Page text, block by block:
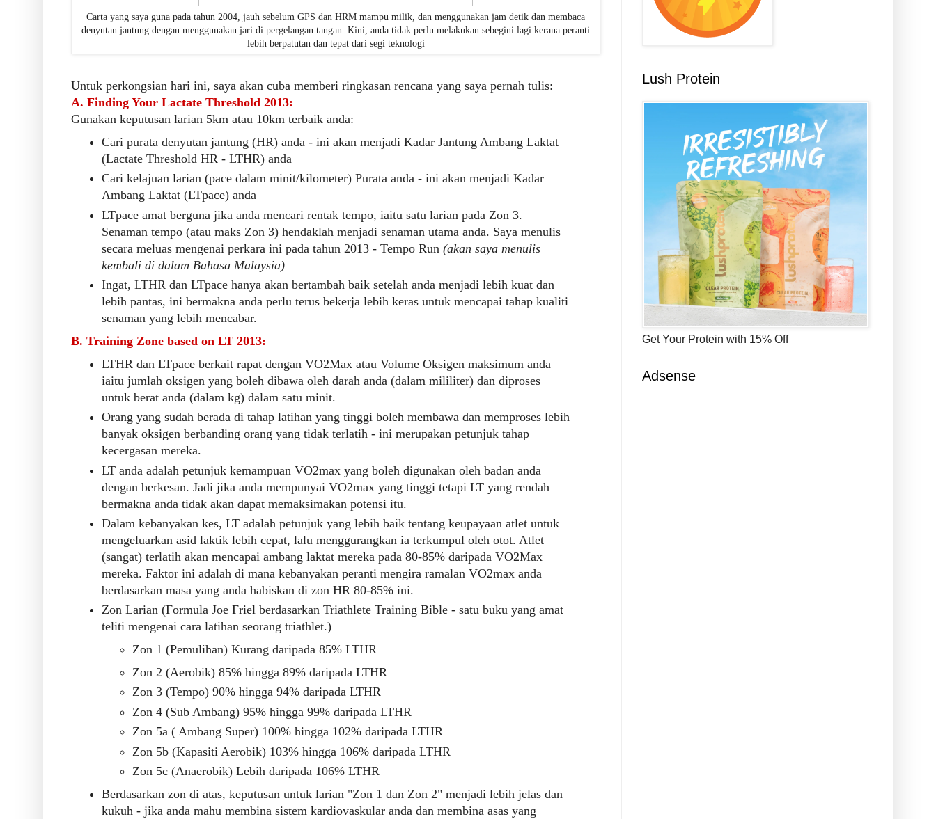
Carta yang saya guna pada tahun 2004, jauh sebelum GPS dan HRM mampu milik, dan menggunakan jam detik dan membaca
denyutan jantung dengan menggunakan jari di pergelangan tangan. Kini, anda tidak perlu melakukan sebegini lagi kerana peranti
lebih berpatutan dan tepat dari segi teknologi
Untuk perkongsian hari ini, saya akan cuba memberi ringkasan rencana yang saya pernah tulis:
A. Finding Your Lactate Threshold 2013:
Gunakan keputusan larian 5km atau 10km terbaik anda:
Cari purata denyutan jantung (HR) anda - ini akan menjadi Kadar Jantung Ambang Laktat
(Lactate Threshold HR - LTHR) anda
Cari kelajuan larian (pace dalam minit/kilometer) Purata anda - ini akan menjadi Kadar
Ambang Laktat (LTpace) anda
LTpace amat berguna jika anda mencari rentak tempo, iaitu satu larian pada Zon 3.
Senaman tempo (atau maks Zon 3) hendaklah menjadi senaman utama anda. Saya menulis
secara meluas mengenai perkara ini pada tahun 2013 - Tempo Run (akan saya menulis
kembali di dalam Bahasa Malaysia)
Ingat, LTHR dan LTpace hanya akan bertambah baik setelah anda menjadi lebih kuat dan
lebih pantas, ini bermakna anda perlu terus bekerja lebih keras untuk mencapai tahap kualiti
senaman yang lebih mencabar.
B. Training Zone based on LT 2013:
LTHR dan LTpace berkait rapat dengan VO2Max atau Volume Oksigen maksimum anda
iaitu jumlah oksigen yang boleh dibawa oleh darah anda (dalam mililiter) dan diproses
untuk berat anda (dalam kg) dalam satu minit.
Orang yang sudah berada di tahap latihan yang tinggi boleh membawa dan memproses lebih
banyak oksigen berbanding orang yang tidak terlatih - ini merupakan petunjuk tahap
kecergasan mereka.
LT anda adalah petunjuk kemampuan VO2max yang boleh digunakan oleh badan anda
dengan berkesan. Jadi jika anda mempunyai VO2max yang tinggi tetapi LT yang rendah
bermakna anda tidak akan dapat memaksimakan potensi itu.
Dalam kebanyakan kes, LT adalah petunjuk yang lebih baik tentang keupayaan atlet untuk
mengeluarkan asid laktik lebih cepat, lalu menggurangkan ia terkumpul oleh otot. Atlet
(sangat) terlatih akan mencapai ambang laktat mereka pada 80-85% daripada VO2Max
mereka. Faktor ini adalah di mana kebanyakan peranti mengira ramalan VO2max anda
berdasarkan masa yang anda habiskan di zon HR 80-85% ini.
Zon Larian (Formula Joe Friel berdasarkan Triathlete Training Bible - satu buku yang amat
teliti mengenai cara latihan seorang triathlet.)
Zon 1 (Pemulihan) Kurang daripada 85% LTHR
Zon 2 (Aerobik) 85% hingga 89% daripada LTHR
Zon 3 (Tempo) 90% hingga 94% daripada LTHR
Zon 4 (Sub Ambang) 95% hingga 99% daripada LTHR
Zon 5a ( Ambang Super) 100% hingga 102% daripada LTHR
Zon 5b (Kapasiti Aerobik) 103% hingga 106% daripada LTHR
Zon 5c (Anaerobik) Lebih daripada 106% LTHR
Berdasarkan zon di atas, keputusan untuk larian "Zon 1 dan Zon 2" menjadi lebih jelas dan
kukuh - jika anda mahu membina sistem kardiovaskular anda dan membina asas yang
Lush Protein
Get Your Protein with 15% Off
Adsense